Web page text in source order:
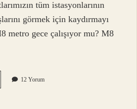
tüm istasyonlarının
görmek için kaydırmayı
metro gece çalışıyor mu? M8
12 Yorum